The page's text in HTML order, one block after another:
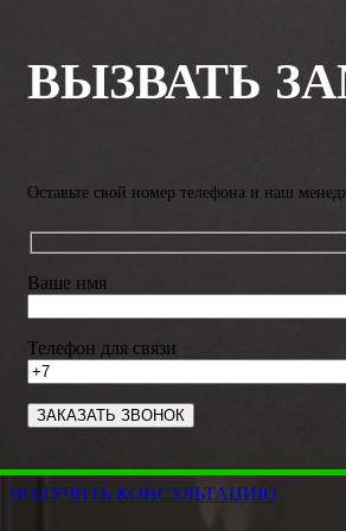
ВЫЗВАТЬ
Оставьте свой номер телефона и наш
Ваше имя
Телефон для связи
ПОЛУЧИТЬ КОНСУЛЬТАЦИЮ